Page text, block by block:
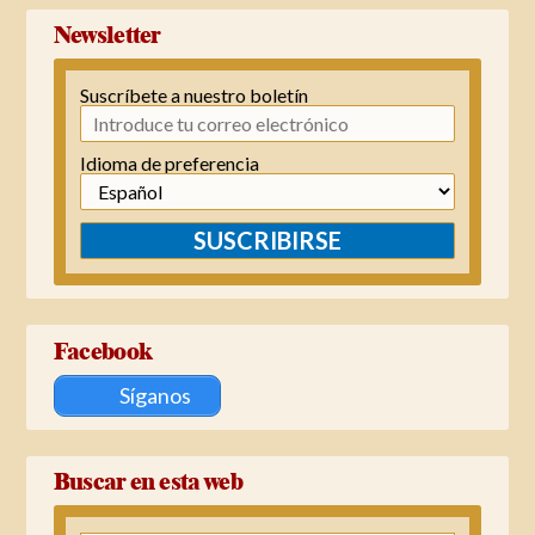
Newsletter
Suscríbete a nuestro boletín
Idioma de preferencia
SUSCRIBIRSE
Facebook
Síganos
Buscar en esta web